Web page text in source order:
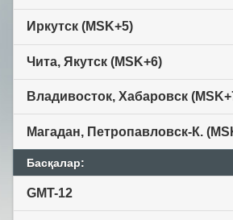
Иркутск (MSK+5)
Чита, Якутск (MSK+6)
Владивосток, Хабаровск
Магадан, Петропавловск-К.
Басқалар:
GMT-12